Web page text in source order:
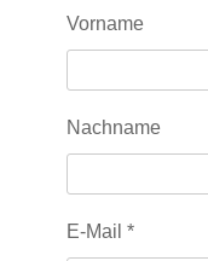
Vorname
Nachname
E-Mail *